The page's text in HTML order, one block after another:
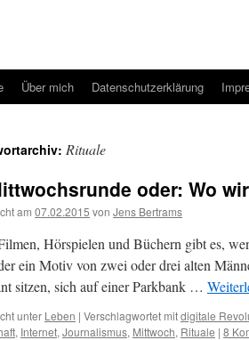
Über mich Datenschutzerklärung
Rituale
oder: Wo
am 07.02.2015 von Jens Bertrams
Hörspielen und Büchern gibt es,
ein Motiv von zwei oder drei alten
sitzen, sich auf einer Parkbank …
unter Leben | Verschlagwortet mitdigitale
, Internet, Journalismus, Mittwoch, Rituale | 8